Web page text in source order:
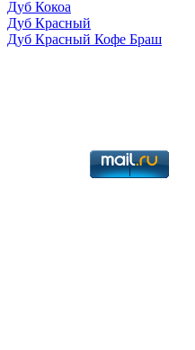
Дуб Кокоа
Дуб Красный
Дуб Красный Кофе Браш